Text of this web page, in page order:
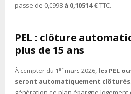
passe de 0,0998 à 0,10514 €TTC.
PEL : clôture
plus de 15 ans
À compter du 1er mars 2026, les PEL
seront automatiquement clôturés
génération de plan épargne logement